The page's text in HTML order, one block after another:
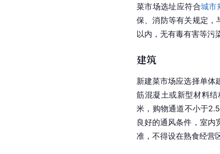
菜市场选址应符合城市
保、消防等有关规定，
以内，无有毒有害等污
建筑
新建菜市场应选择单体
筋混凝土或新型材料
米，购物通道不小于
良好的通风条件，室内
准，不得设在熟食经营